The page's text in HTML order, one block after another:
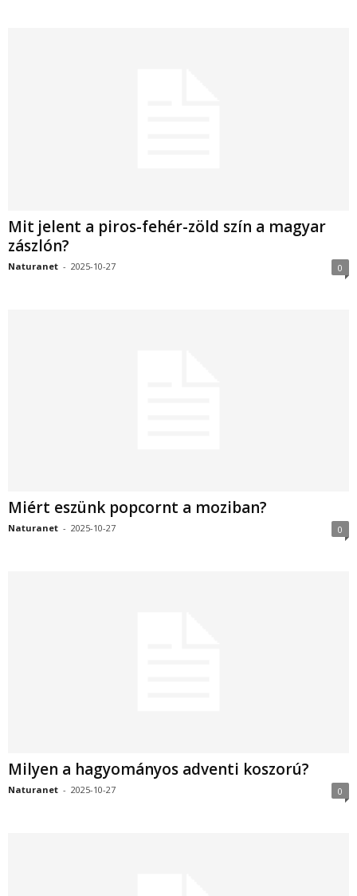
Mit jelent a piros-fehér-zöld szín a magyar
zászlón?
Naturanet - 2025-10-27 0
Miért eszünk popcornt a moziban?
Naturanet - 2025-10-27 0
Milyen a hagyományos adventi koszorú?
Naturanet - 2025-10-27 0